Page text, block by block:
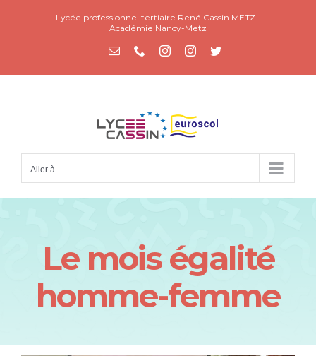
Lycée professionnel tertiaire René Cassin METZ -
Académie Nancy-Metz
Email TéléphoneInstagramInstagramTwitter
Aller à...
Le mois égalité
homme-femme